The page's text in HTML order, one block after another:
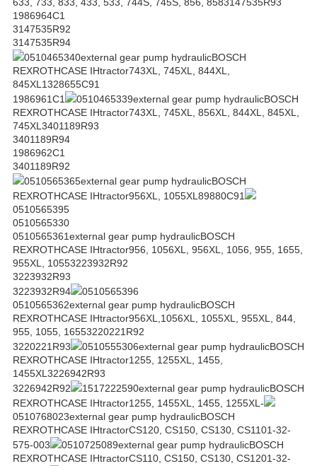
1986964C1
3147535R92
3147535R94
0510465340external gear pump hydraulicBOSCH
REXROTHCASE IHtractor743XL, 745XL, 844XL,
845XL1328655C91
1986961C1
0510465339external gear pump hydraulicBOSCH
REXROTHCASE IHtractor743XL, 745XL, 856XL, 844XL, 845XL,
745XL3401189R93
3401189R94
1986962C1
3401189R92
0510565365external gear pump hydraulicBOSCH
REXROTHCASE IHtractor956XL, 1055XL89880C91
0510565395
0510565330
0510565361external gear pump hydraulicBOSCH
REXROTHCASE IHtractor956, 1056XL, 956XL, 1056, 955, 1655,
955XL, 10553223932R92
3223932R93
3223932R94
0510565396
0510565362external gear pump hydraulicBOSCH
REXROTHCASE IHtractor956XL,1056XL, 1055XL, 955XL, 844,
955, 1055, 16553220221R92
3220221R93
0510555306external gear pump hydraulicBOSCH
REXROTHCASE IHtractor1255, 1255XL, 1455,
1455XL3226942R93
3226942R92
1517222590external gear pump hydraulicBOSCH
REXROTHCASE IHtractor1255, 1455XL, 1455, 1255XL-
0510768023external gear pump hydraulicBOSCH
REXROTHCASE IHtractorCS120, CS150, CS130, CS1101-32-
575-003
0510725089external gear pump hydraulicBOSCH
REXROTHCASE IHtractorCS110, CS150, CS130, CS1201-32-